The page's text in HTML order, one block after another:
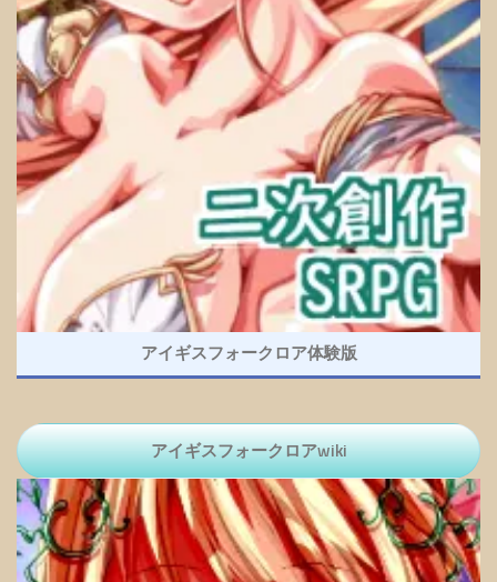
アイギスフォークロア体験版
アイギスフォークロアwiki